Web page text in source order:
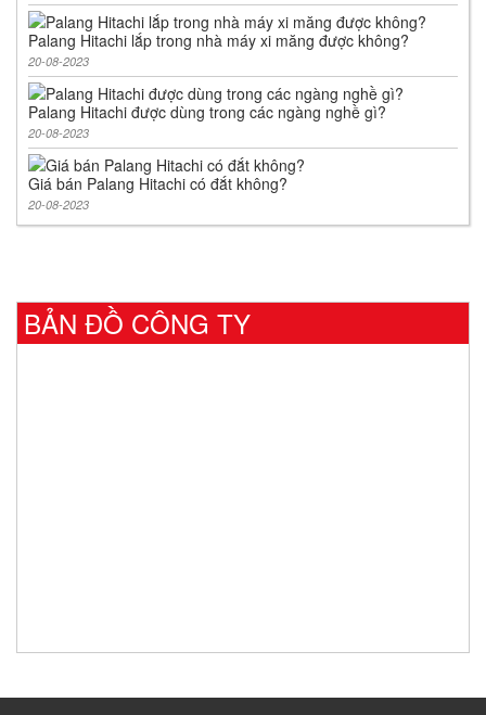
Palang Hitachi lắp trong nhà máy xi măng được không?
20-08-2023
Palang Hitachi được dùng trong các ngàng nghề gì?
20-08-2023
Giá bán Palang Hitachi có đắt không?
20-08-2023
BẢN ĐỒ CÔNG TY